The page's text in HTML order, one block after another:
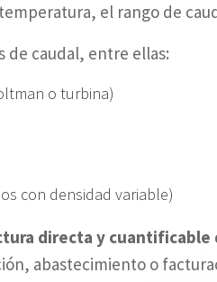
el rango de
de caudal, entre ellas:
o turbina)
con densidad variable)
directa y
abastecimiento o